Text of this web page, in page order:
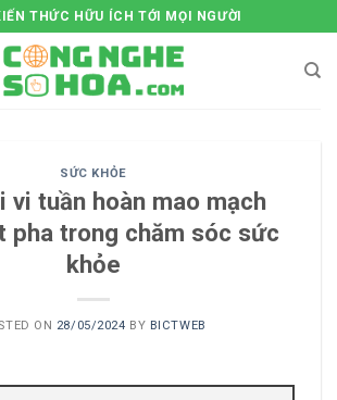
THỨC HỮU ÍCH TỚI MỌI NGƯỜI
SỨC KHỎE
vi tuần hoàn mao mạch
pha trong chăm sóc sức
khỏe
ON 28/05/2024 BY BICTWEB